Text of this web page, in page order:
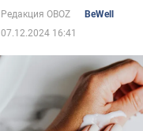
Редакция OBOZ
BeWell
07.12.2024 16:41